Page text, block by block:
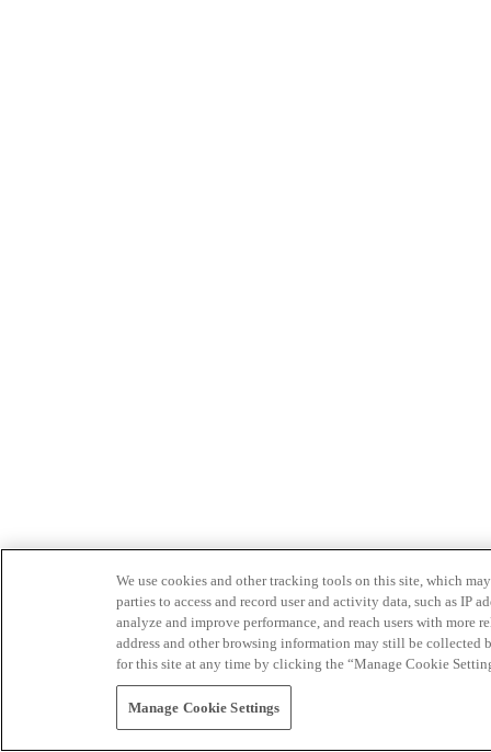
We use cookies and other tracking tools on this site, which
parties to access and record user and activity data, such as IP
analyze and improve performance, and reach users with
address and other browsing information may still be collected
for this site at any time by clicking the “Manage Cookie
Manage Cookie Settings